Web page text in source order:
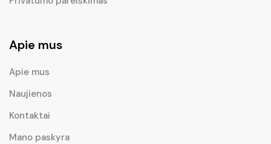
Apie mus
Apie mus
Naujienos
Kontaktai
Mano paskyra